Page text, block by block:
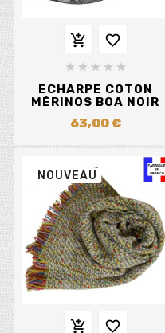
 
    
ECHARPE COTON
MÉRINOS BOA NOIR
63,00 €
NOUVEAU
 